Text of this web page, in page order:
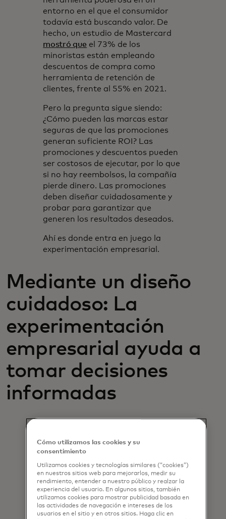
entorno en el que el consumidor
todavía está buscando valor. De
hecho, un estudio de Mastercard
mostró que el 73% de los
minoristas están empleando
descuentos de compra como
herramienta de retención de
clientes, frente al 55% en 2021.
Pero la pregunta sigue siendo:
¿Cómo pueden las marcas estar
seguras de que las promociones
generan suficiente ROI? Las
promociones y descuentos pueden
ser costosos de ejecutar, por lo que
si no hay reembolsos, la compañía
pierde dinero. Las promociones
deben diseñar cuidadosamente y
probar para garantizar que
generen los resultados deseados.
Ahí es donde entra en juego la
experimentación empresarial.
Mediante un diseño
cuidadoso: La
experimentación
empresarial ayuda a
tomar decisiones
informadas
las compañías más exitosas del
validar sus estrategias. Si bien las
pruebas ayudan a tomar mejores
decisiones, es imposible obtener
este beneficio sin los análisis, la
tecnología y los procesos
Cómo utilizamos las cookies y su
consentimiento
Utilizamos cookies y tecnologías similares (“cookies”)
en nuestros sitios web para mejorarlos, medir su
rendimiento, entender a nuestro público y realzar la
experiencia del usuario. En algunos sitios, también
utilizamos cookies para mostrar publicidad basada en
las actividades de navegación e intereses de los
usuarios en el sitio y en otros sitios. Haga clic en